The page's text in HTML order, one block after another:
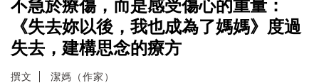
不急於療傷，而是感受傷心的重量：
《失去妳以後，我也成為了媽媽》度過
失去，建構思念的療方
撰文 潔媽（作家）